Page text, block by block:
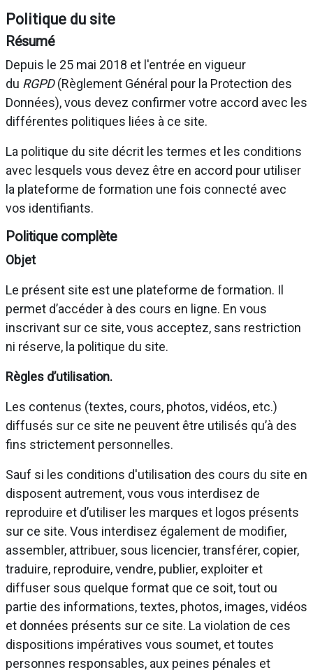
Politique du site
Résumé
Depuis le 25 mai 2018 et l'entrée en vigueur
du RGPD(Règlement Général pour la Protection des
Données), vous devez confirmer votre accord avec les
différentes politiques liées à ce site.
La politique du site décrit les termes et les conditions
avec lesquels vous devez être en accord pour utiliser
la plateforme de formation une fois connecté avec
vos identifiants.
Politique complète
Objet
Le présent site est une plateforme de formation. Il
permet d’accéder à des cours en ligne. En vous
inscrivant sur ce site, vous acceptez, sans restriction
ni réserve, la politique du site.
Règles d’utilisation.
Les contenus (textes, cours, photos, vidéos, etc.)
diffusés sur ce site ne peuvent être utilisés qu’à des
fins strictement personnelles.
Sauf si les conditions d'utilisation des cours du site en
disposent autrement, vous vous interdisez de
reproduire et d’utiliser les marques et logos présents
sur ce site. Vous interdisez également de modifier,
assembler, attribuer, sous licencier, transférer, copier,
traduire, reproduire, vendre, publier, exploiter et
diffuser sous quelque format que ce soit, tout ou
partie des informations, textes, photos, images, vidéos
et données présents sur ce site. La violation de ces
dispositions impératives vous soumet, et toutes
personnes responsables, aux peines pénales et